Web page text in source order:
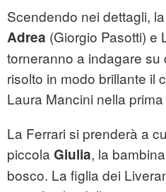
Scendendo nei dettagli,
Adrea (Giorgio Pasotti) e
torneranno a indagare
risolto in modo brillante il
Laura Mancini nella
La Ferrari si prenderà a
piccola Giulia, la
bosco. La figlia dei